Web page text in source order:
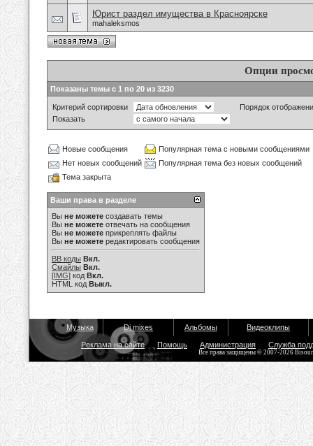
Юрист раздел имущества в Красноярске
mahaleksmos
Опции
Показаны темы с 1 по 20 из 3230
Критерий сортировки
Порядок
Показать
Новые сообщения
Популярная тема с новыми сообщениями
Нет новых сообщений
Популярная тема без новых сообщений
Тема закрыта
Ваши права в разделе
Вы не можете создавать темы
Вы не можете отвечать на сообщения
Вы не можете прикреплять файлы
Вы не можете редактировать сообщения
BB коды Вкл.
Смайлы Вкл.
[IMG] код Вкл.
HTML код Выкл.
Музыка Dj mixes Альбомы Видеоклипы
Реклама на сайте Помощь Администрация Служба
Все права защищены © 2007-2026